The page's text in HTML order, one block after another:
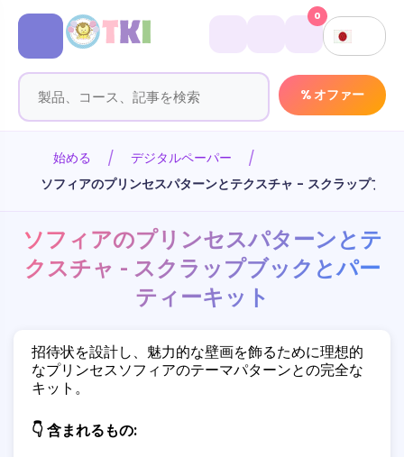
% オファー
0
始める
デジタルペーパー
ソフィアのプリンセスパターンとテクスチャ - スクラップブッ
ソフィアのプリンセスパターンとテ
クスチャ - スクラップブックとパー
ティーキット
招待状を設計し、魅力的な壁画を飾るために理想的
なプリンセスソフィアのテーマパターンとの完全な
キット。
👇 含まれるもの: